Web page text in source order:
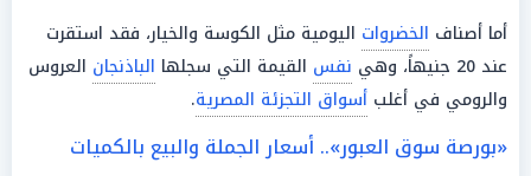
أما أصناف الخضروات اليومية مثل الكوسة والخيار، فقد استقرت
عند 20 جنيهاً، وهي
نفس القيمة التي سجلها الباذنجان العروس
والرومي في أغلب أسواق التجزئة المصرية.
«بورصة سوق العبور».. أسعار الجملة والبيع بالكميات